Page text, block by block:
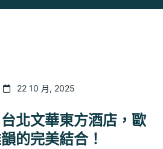
22 10 月, 2025
台北文華東方酒店，歐
的完美結合！